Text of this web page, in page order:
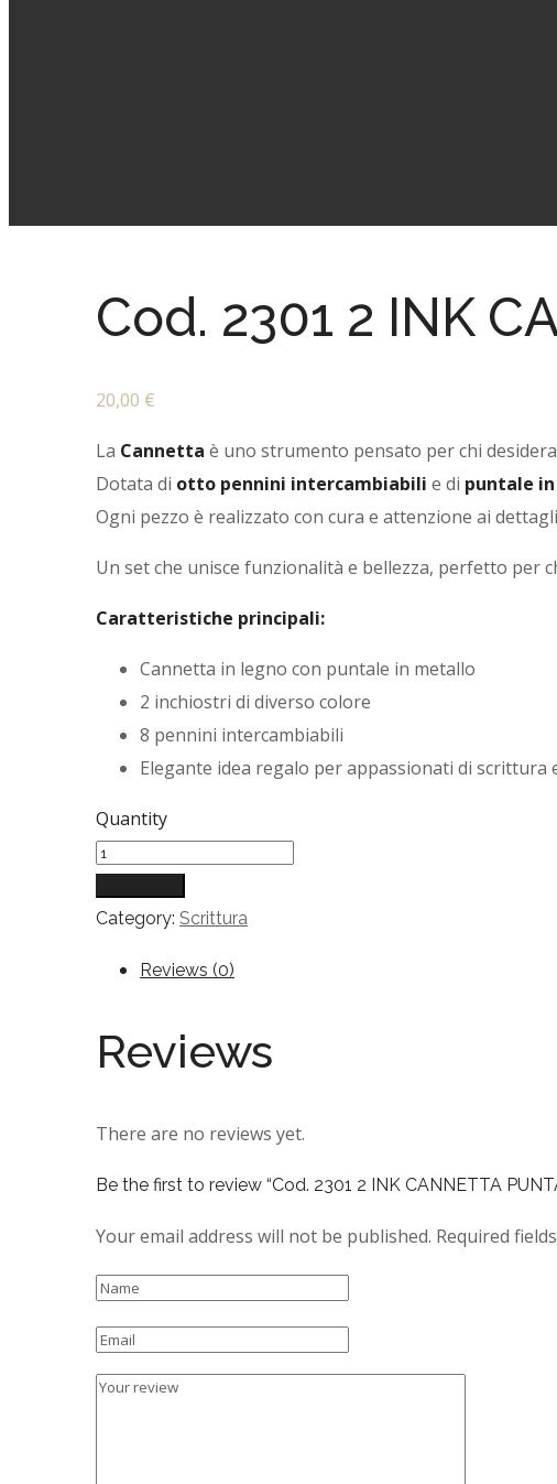
Cod. 2301 2 INK
20,00 €
La Cannetta è uno strumento pensato per chi
Dotata di otto pennini intercambiabili e di puntale
Ogni pezzo è realizzato con cura e attenzione ai
Un set che unisce funzionalità e bellezza, perfetto per
Caratteristiche principali:
Cannetta in legno con puntale in metallo
2 inchiostri di diverso colore
8 pennini intercambiabili
Elegante idea regalo per appassionati di scrittura
Quantity
Category: Scrittura
Reviews (0)
Reviews
There are no reviews yet.
Be the first to review “Cod. 2301 2 INK CANNETTA
Your email address will not be published. Required